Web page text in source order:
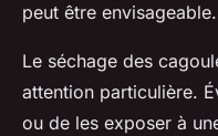
peut être envisageable.
Le séchage des
attention particulière.
ou de les exposer à